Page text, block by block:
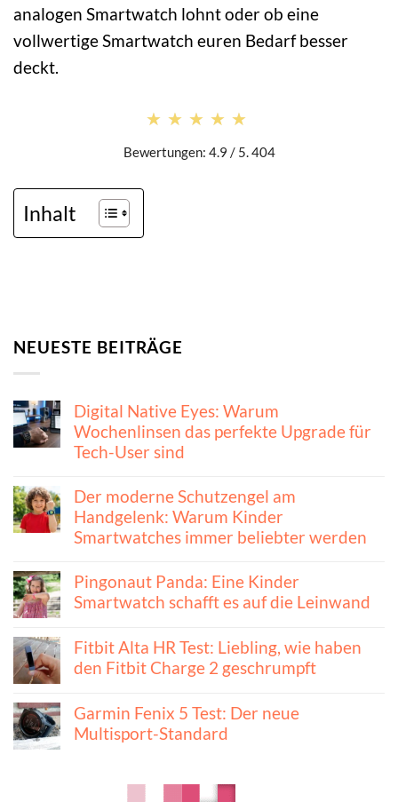
analogen Smartwatch lohnt oder ob eine
vollwertige Smartwatch euren Bedarf besser
deckt.
★★★★★
★★★★★
Bewertungen: 4.9 / 5. 404
Inhalt
NEUESTE BEITRÄGE
Digital Native Eyes: Warum
Wochenlinsen das perfekte Upgrade für
Tech-User sind
Der moderne Schutzengel am
Handgelenk: Warum Kinder
Smartwatches immer beliebter werden
Pingonaut Panda: Eine Kinder
Smartwatch schafft es auf die Leinwand
Fitbit Alta HR Test: Liebling, wie haben
den Fitbit Charge 2 geschrumpft
Garmin Fenix 5 Test: Der neue
Multisport-Standard